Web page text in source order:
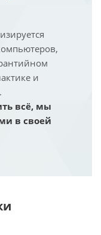
и
всё, мы
в своей